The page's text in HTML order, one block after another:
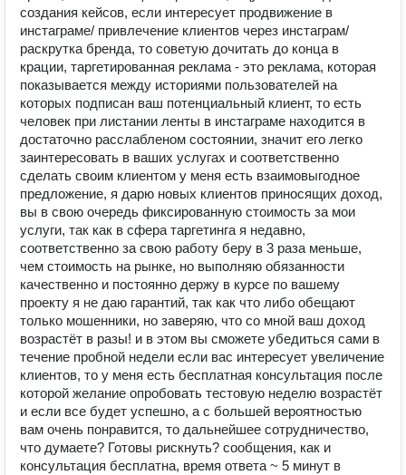
создания кейсов, если интересует продвижение в
инстаграме/ привлечение клиентов через инстаграм/
раскрутка бренда, то советую дочитать до конца в
крации, таргетированная реклама - это реклама, которая
показывается между историями пользователей на
которых подписан ваш потенциальный клиент, то есть
человек при листании ленты в инстаграме находится в
достаточно расслабленом состоянии, значит его легко
заинтересовать в ваших услугах и соответственно
сделать своим клиентом у меня есть взаимовыгодное
предложение, я дарю новых клиентов приносящих доход,
вы в свою очередь фиксированную стоимость за мои
услуги, так как в сфера таргетинга я недавно,
соответственно за свою работу беру в 3 раза меньше,
чем стоимость на рынке, но выполняю обязанности
качественно и постоянно держу в курсе по вашему
проекту я не даю гарантий, так как что либо обещают
только мошенники, но заверяю, что со мной ваш доход
возрастёт в разы! и в этом вы сможете убедиться сами в
течение пробной недели если вас интересует увеличение
клиентов, то у меня есть бесплатная консультация после
которой желание опробовать тестовую неделю возрастёт
и если все будет успешно, а с большей вероятностью
вам очень понравится, то дальнейшее сотрудничество,
что думаете? Готовы рискнуть? сообщения, как и
консультация бесплатна, время ответа ~ 5 минут в